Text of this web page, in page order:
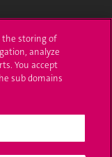
the storing of
analyze
You accept
sub domains